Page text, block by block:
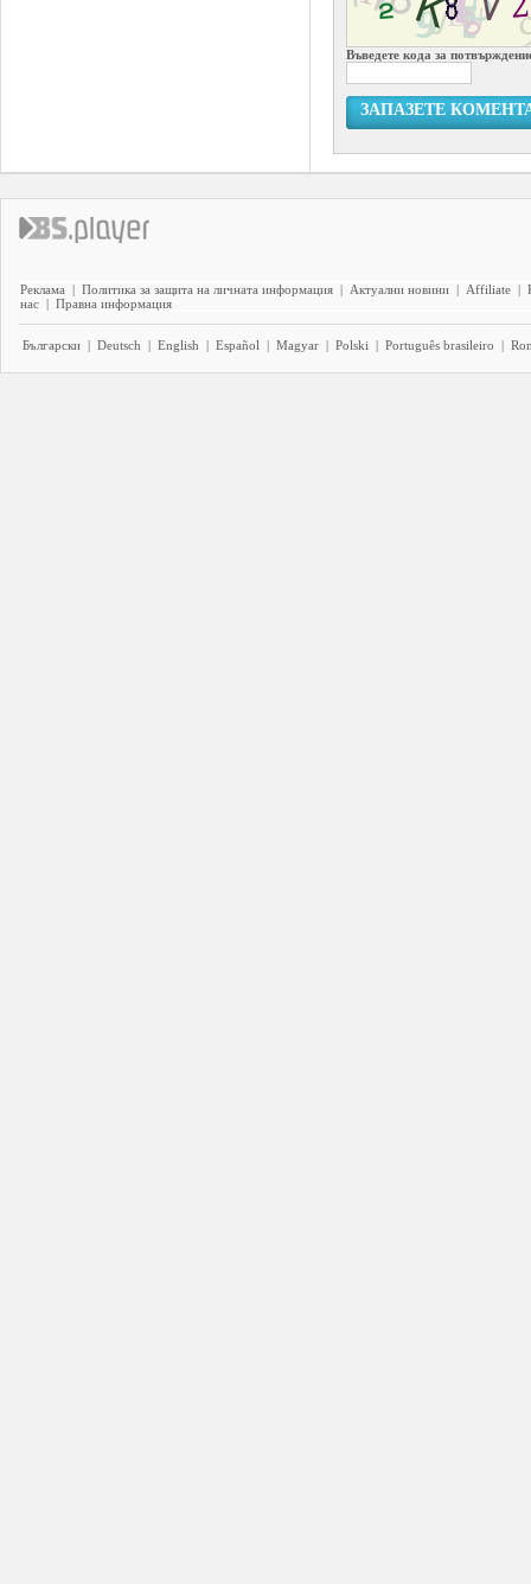
Въведете кода за
ЗАПАЗЕТЕ
Реклама | Политика за защита на личната информация | Актуални новини | Affiliate |
нас | Правна информация
Български | Deutsch | English | Español | Magyar | Polski | Português brasileiro |